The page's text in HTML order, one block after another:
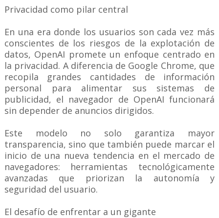
Privacidad como pilar central
En una era donde los usuarios son cada vez más
conscientes de los riesgos de la explotación de
datos, OpenAI promete un enfoque centrado en
la privacidad. A diferencia de Google Chrome, que
recopila grandes cantidades de información
personal para alimentar sus sistemas de
publicidad, el navegador de OpenAI funcionará
sin depender de anuncios dirigidos.
Este modelo no solo garantiza mayor
transparencia, sino que también puede marcar el
inicio de una nueva tendencia en el mercado de
navegadores: herramientas tecnológicamente
avanzadas que priorizan la autonomía y
seguridad del usuario.
El desafío de enfrentar a un gigante